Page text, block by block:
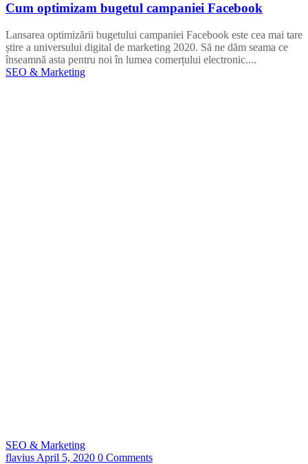
Cum optimizam bugetul campaniei Facebook
Lansarea optimizării bugetului campaniei Facebook este cea mai tare
știre a universului digital de marketing 2020. Să ne dăm seama ce
înseamnă asta pentru noi în lumea comerțului electronic....
SEO & Marketing
SEO & Marketing
flavius April 5, 2020 0 Comments